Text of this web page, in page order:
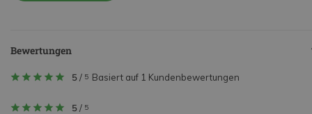
Bewertungen
5/ 5 Basiert auf 1 Kundenbewertungen
5/ 5